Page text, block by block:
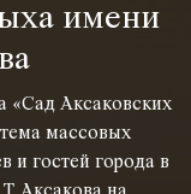
имени
«Сад Аксаковских
массовых
и гостей города в